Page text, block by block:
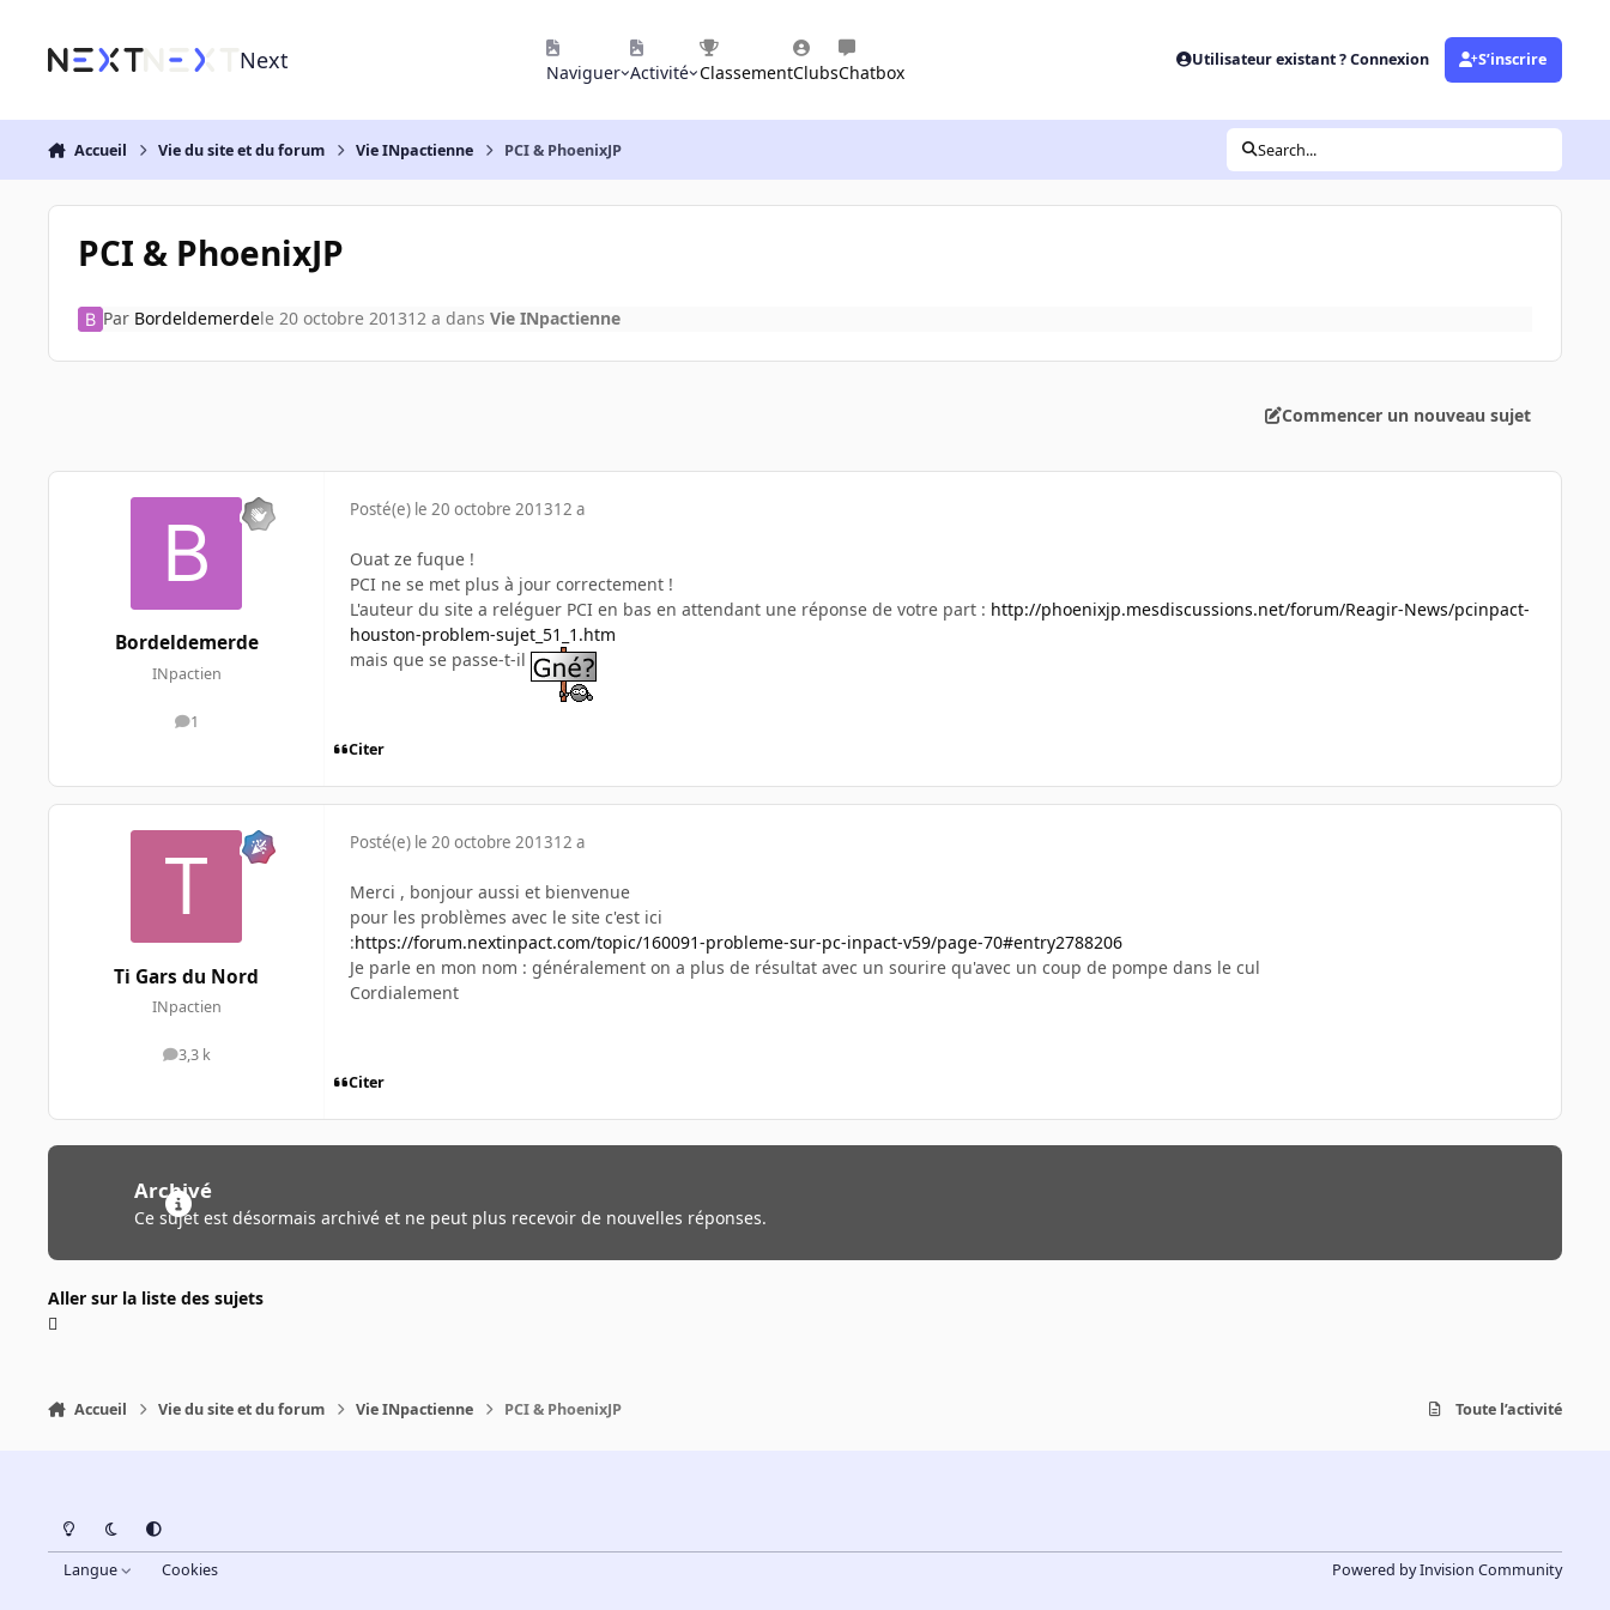
Next Naviguer Activité ClassementClubsChatbox
Utilisateur existant ? Connexion S’inscrire
Accueil Vie du site et du forum Vie INpactienne PCI & PhoenixJP Search...
PCI & PhoenixJP
Par Bordeldemerdele 20 octobre 201312 a dans Vie INpactienne
Commencer un nouveau sujet
Bordeldemerde
INpactien
1
messages
Posté(e) le 20 octobre 201312 a
Ouat ze fuque !
PCI ne se met plus à jour correctement !
L'auteur du site a reléguer PCI en bas en attendant une réponse de votre part : http://phoenixjp.mesdiscussions.net/forum/Reagir-News/pcinpact-
houston-problem-sujet_51_1.htm
mais que se passe-t-il
Citer
Ti Gars du Nord
INpactien
3,3 k
messages
Posté(e) le 20 octobre 201312 a
Merci , bonjour aussi et bienvenue
pour les problèmes avec le site c'est ici
:https://forum.nextinpact.com/topic/160091-probleme-sur-pc-inpact-v59/page-70#entry2788206
Je parle en mon nom : généralement on a plus de résultat avec un sourire qu'avec un coup de pompe dans le cul
Cordialement
Citer
Archivé
Ce sujet est désormais archivé et ne peut plus recevoir de nouvelles réponses.
Aller sur la liste des sujets
Accueil Vie du site et du forum Vie INpactienne PCI & PhoenixJP Toute l’activité
Light ModeDark ModeSystem Preference
Langue Cookies Powered byInvision Community